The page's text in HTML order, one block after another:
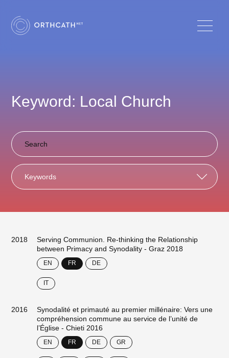
Keyword: Local Church
Keywords
2018
Serving Communion. Re-thinking the Relationship
between Primacy and Synodality - Graz 2018
EN FR DE
IT
2016
Synodalité et primauté au premier millénaire: Vers une
compréhension commune au service de l’unité de
l’Église - Chieti 2016
EN FR DE GR